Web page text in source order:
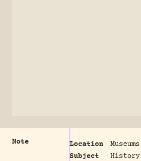
Note Location
Museums
Subject
History